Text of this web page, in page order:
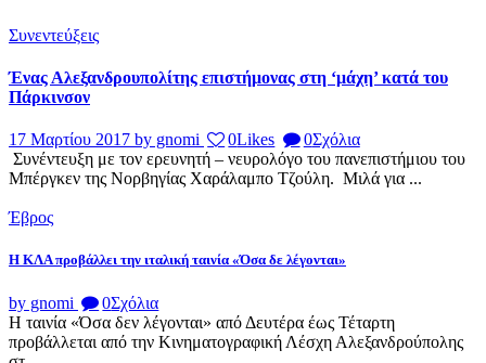
Συνεντεύξεις
Ένας Αλεξανδρουπολίτης επιστήμονας στη ‘μάχη’ κατά του
Πάρκινσον
17 Μαρτίου 2017 by gnomi 0Likes 0Σχόλια
Συνέντευξη με τον ερευνητή – νευρολόγο του πανεπιστήμιου του
Μπέργκεν της Νορβηγίας Χαράλαμπο Τζούλη. Μιλά για ...
Έβρος
Η ΚΛΑ προβάλλει την ιταλική ταινία «Όσα δε λέγονται»
by gnomi 0Σχόλια
Η ταινία «Όσα δεν λέγονται» από Δευτέρα έως Τέταρτη
προβάλλεται από την Κινηματογραφική Λέσχη Αλεξανδρούπολης